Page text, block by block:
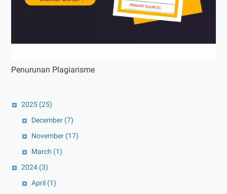
Penurunan Plagiarisme
2025 (25)
December (7)
November (17)
March (1)
2024 (3)
April (1)